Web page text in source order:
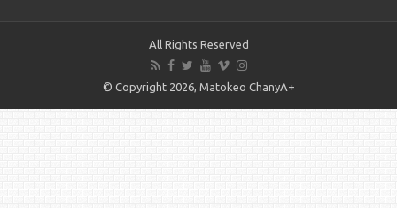
All Rights Reserved
© Copyright 2026, Matokeo ChanyA+